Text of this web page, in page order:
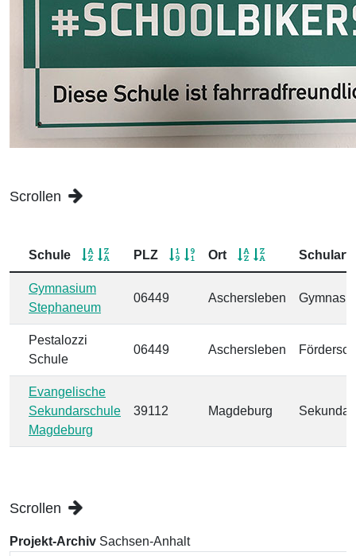
Scrollen
Schule PLZ Ort Schulart
Gymnasium
Stephaneum
06449 Aschersleben
Pestalozzi
Schule
06449 Aschersleben
Evangelische
Sekundarschule
Magdeburg
39112 Magdeburg
Scrollen
Projekt-Archiv Sachsen-Anhalt